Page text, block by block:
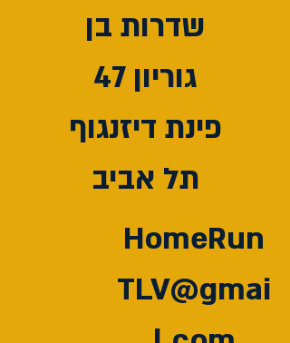
שדרות בן
גוריון 47
פינת דיזנגוף
תל אביב
HomeRun
TLV@gmai